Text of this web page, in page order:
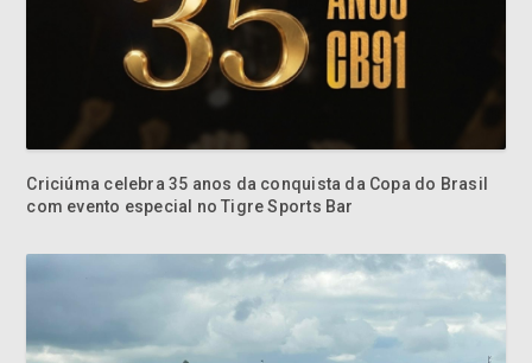
Criciúma celebra 35 anos da conquista da Copa do Brasil
com evento especial no Tigre Sports Bar